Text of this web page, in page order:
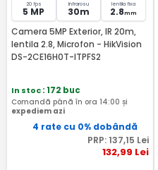
20 fps
5 MP
Infrarosu
30m
lentila fixa
2.8mm
Camera 5MP Exterior, IR 20m,
lentila 2.8, Microfon - HikVision
DS-2CE16H0T-ITPFS2
In stoc: 172 buc
Comandă până în ora 14:00 și
expediem azi
4 rate cu 0% dobândă
PRP: 137,15 Lei
132,99 Lei